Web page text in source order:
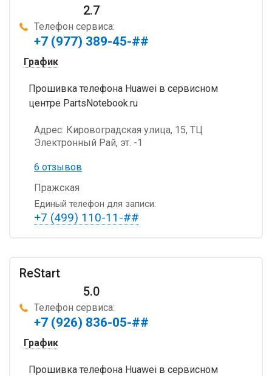
2.7
Телефон сервиса:
+7 (977) 389-45-##
График
Прошивка телефона Huawei в сервисном
центре PartsNotebook.ru
Адрес: Кировоградская улица, 15, ТЦ
Электронный Рай, эт. -1
6 отзывов
Пражская
Единый телефон для записи:
+7 (499) 110-11-##
ReStart
5.0
Телефон сервиса:
+7 (926) 836-05-##
График
Прошивка телефона Huawei в сервисном